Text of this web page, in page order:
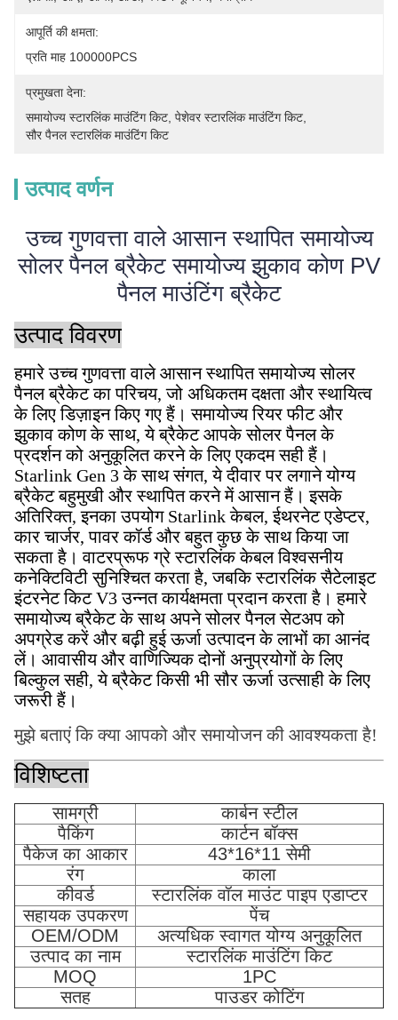
आपूर्ति की क्षमता:
प्रति माह 100000PCS
प्रमुखता देना:
समायोज्य स्टारलिंक माउंटिंग किट पेशेवर स्टारलिंक माउंटिंग किट
सौर पैनल स्टारलिंक माउंटिंग किट
उत्पाद वर्णन
उच्च गुणवत्ता वाले आसान स्थापित समायोज्य
सोलर पैनल ब्रैकेट समायोज्य झुकाव कोण PV
पैनल माउंटिंग ब्रैकेट
उत्पाद विवरण
हमारे उच्च गुणवत्ता वाले आसान स्थापित समायोज्य सोलर
पैनल ब्रैकेट का परिचय, जो अधिकतम दक्षता और स्थायित्व
के लिए डिज़ाइन किए गए हैं। समायोज्य रियर फीट और
झुकाव कोण के साथ, ये ब्रैकेट आपके सोलर पैनल के
प्रदर्शन को अनुकूलित करने के लिए एकदम सही हैं।
Starlink Gen 3 के साथ संगत, ये दीवार पर लगाने योग्य
ब्रैकेट बहुमुखी और स्थापित करने में आसान हैं। इसके
अतिरिक्त, इनका उपयोग Starlink केबल, ईथरनेट एडेप्टर,
कार चार्जर, पावर कॉर्ड और बहुत कुछ के साथ किया जा
सकता है। वाटरप्रूफ ग्रे स्टारलिंक केबल विश्वसनीय
कनेक्टिविटी सुनिश्चित करता है, जबकि स्टारलिंक सैटेलाइट
इंटरनेट किट V3 उन्नत कार्यक्षमता प्रदान करता है। हमारे
समायोज्य ब्रैकेट के साथ अपने सोलर पैनल सेटअप को
अपग्रेड करें और बढ़ी हुई ऊर्जा उत्पादन के लाभों का आनंद
लें। आवासीय और वाणिज्यिक दोनों अनुप्रयोगों के लिए
बिल्कुल सही, ये ब्रैकेट किसी भी सौर ऊर्जा उत्साही के लिए
जरूरी हैं।
मुझे बताएं कि क्या आपको और समायोजन की आवश्यकता है!
विशिष्टता
सामग्री
कार्बन स्टील
पैकिंग
कार्टन बॉक्स
पैकेज का आकार
43*16*11 सेमी
रंग
काला
कीवर्ड
स्टारलिंक वॉल माउंट पाइप एडाप्टर
सहायक उपकरण
पेंच
OEM/ODM
अत्यधिक स्वागत योग्य अनुकूलित
उत्पाद का नाम
स्टारलिंक माउंटिंग किट
MOQ
1PC
सतह
पाउडर कोटिंग